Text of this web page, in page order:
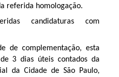
referida homologação.
candidaturas com
de complementação, esta
3 dias úteis contados da
da Cidade de São Paulo,